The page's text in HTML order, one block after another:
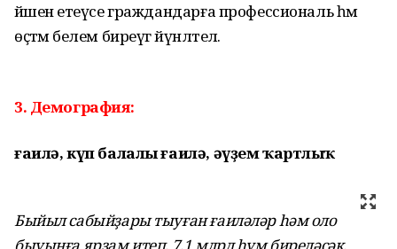
йәшенә етеүсе граждандарға профессиональ һәм
өҫтәмә белем биреүгә йүнәлтелә.
3. Демография:
ғаилә, күп балалы ғаилә, әүҙем ҡартлыҡ
Быйыл сабыйҙары тыуған ғаиләләр һәм оло